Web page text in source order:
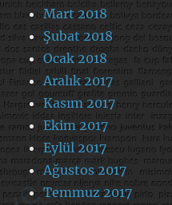
Mart 2018
Şubat 2018
Ocak 2018
Aralık 2017
Kasım 2017
Ekim 2017
Eylül 2017
Ağustos 2017
Temmuz 2017